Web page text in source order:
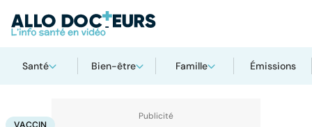
Santé Bien-être Famille Émissions
AccueilSanté Vaccin
VACCIN